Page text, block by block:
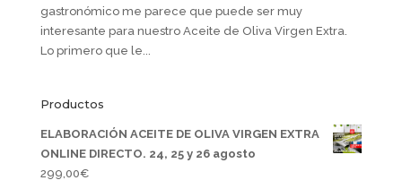
gastronómico me parece que puede ser muy
interesante para nuestro Aceite de Oliva Virgen Extra.
Lo primero que le...
Productos
ELABORACIÓN ACEITE DE OLIVA VIRGEN EXTRA
ONLINE DIRECTO. 24, 25 y 26 agosto
299,00€